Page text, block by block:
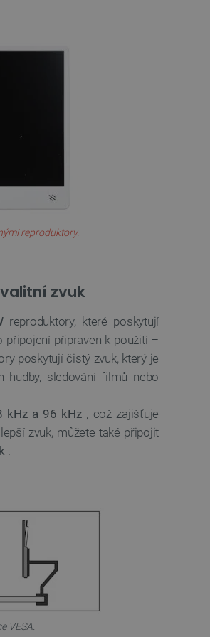
reproduktory.
zvuk
reproduktory, které poskytují
připojení připraven k použití –
poskytují čistý zvuk, který je
hudby, sledování filmů nebo
kHz a 96 kHz, což zajišťuje
zvuk, můžete také připojit
VESA.